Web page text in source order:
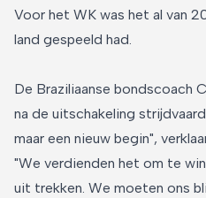
Voor het WK was het al van
land gespeeld had.
De Braziliaanse bondscoach
na de uitschakeling
maar een nieuw begin",
"We verdienden het om te
uit trekken. We moeten ons